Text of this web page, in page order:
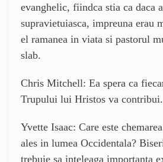
evanghelic, fiindca stia ca daca
supravietuiasca, impreuna erau
el ramanea in viata si pastorul
slab.
Chris Mitchell: Ea spera ca
Trupului lui Hristos va contribui.
Yvette Isaac: Care este
ales in lumea Occidentala?
trebuie sa inteleaga importanta